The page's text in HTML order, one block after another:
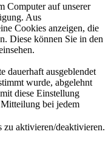
Computer auf unserer
Aus
Cookies anzeigen, die
Diese können Sie in den
dauerhaft ausgeblendet
wurde, abgelehnt
diese Einstellung
bei jedem
aktivieren/deaktivieren.